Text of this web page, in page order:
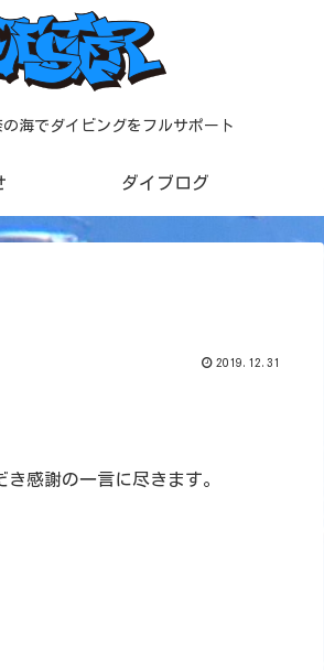
海でダイビングをフルサポート
ダイブログ
2019.12.31
感謝の一言に尽きます。